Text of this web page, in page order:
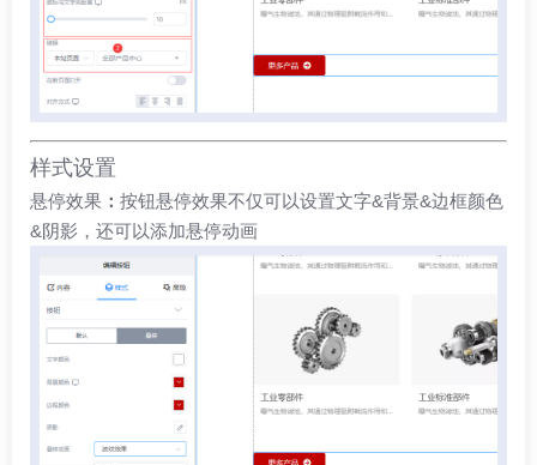
样式设置
悬停效果 ： 按钮悬停效果不仅可以设置文字&背景&边框颜色
&阴影，还可以添加悬停动画